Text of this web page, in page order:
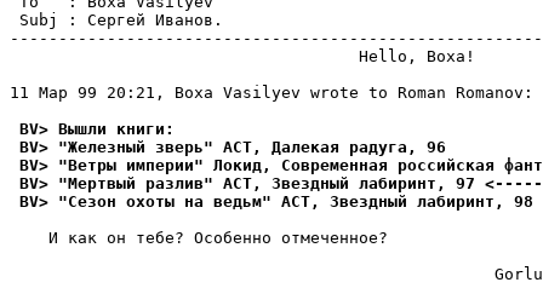
Subj : Сергей
                                    Hello, Boxa!
11 Мар 99 20:21, Boxa Vasilyev wrote to Roman Romanov:
BV> Вышли книги:
BV> "Железный зверь" АСТ, Далекая радуга, 96
BV> "Ветры империи" Локид, Современная российская
BV> "Мертвый разлив" АСТ, Звездный лабиринт, 97
BV> "Сезон охоты на ведьм" АСТ, Звездный лабиринт, 98
    И как он тебе? Особенно отмеченное?